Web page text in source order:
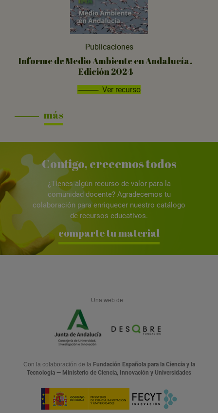
Publicaciones
Informe de Medio Ambiente en Andalucía.
Edición 2024
Ver recurso
más
Contigo, crecemos todos
¿Tienes algún recurso de valor para la
comunidad docente? Agradecemos tu
colaboración para enriquecer nuestro catálogo
de recursos educativos.
comparte tu material
Una web de:
Con la colaboración de la Fundación Española para la Ciencia y la
Tecnología — Ministerio de Ciencia, Innovación y Universidades